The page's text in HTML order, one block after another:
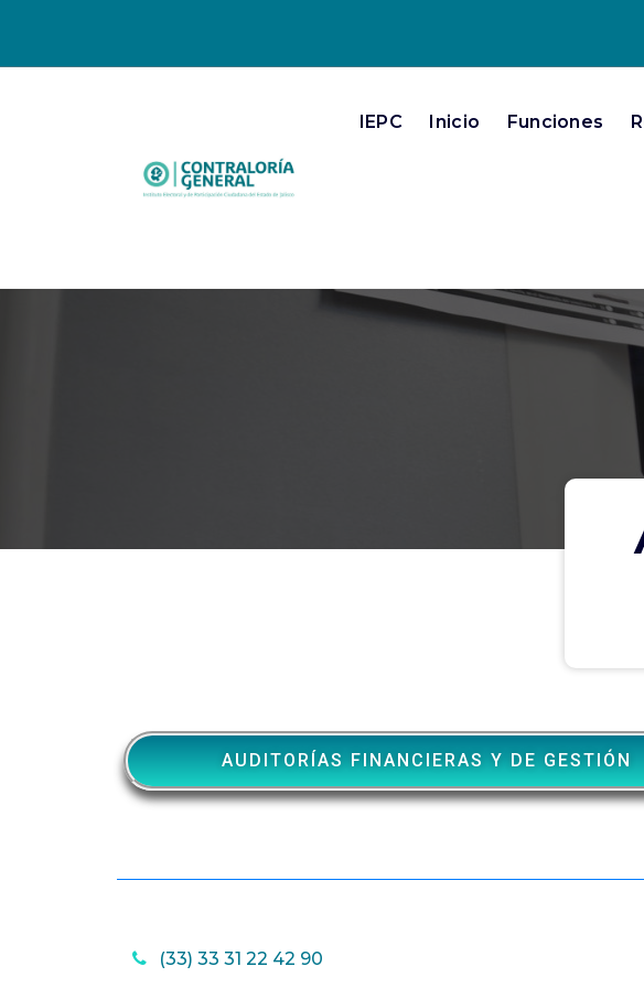
IEPC Inicio Funciones
AUDITORÍAS FINANCIERAS Y DE GESTIÓN
(33) 33 31 22 42 90